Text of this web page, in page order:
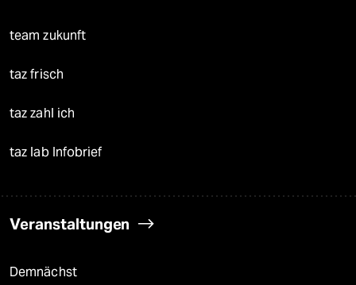
team zukunft
taz frisch
taz zahl ich
taz lab Infobrief
Veranstaltungen
Demnächst